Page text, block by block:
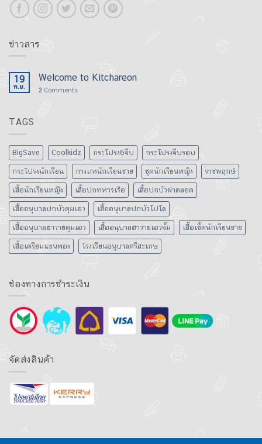
ข่าวสาร
19
พ.ย.
Welcome to Kitchareon
2 Comments
TAGS
BigSave Coolkidz กระโปรง6จีบ กระโปรงจีบรอบ
กระโปรงนักเรียน กางเกงนักเรียนชาย ชุดนักเรียนหญิง ราชพฤกษ์
เสื้อนักเรียนหญิง เสื้อปกทหารเรือ เสื้อปกบัวผ่าตลอด
เสื้ออนุบาลปกบัวดุมเอว เสื้ออนุบาลปกบัวโปโล
เสื้ออนุบาลฮาวายดุมเอว เสื้ออนุบาลฮาวายเอวจั๊ม เสื้อเชิ้ตนักเรียนชาย
เสื้อเตรียมแขนพอง โรงเรียนอนุบาลศรีสะเกษ
ช่องทางการชำระเงิน
จัดส่งสินค้า